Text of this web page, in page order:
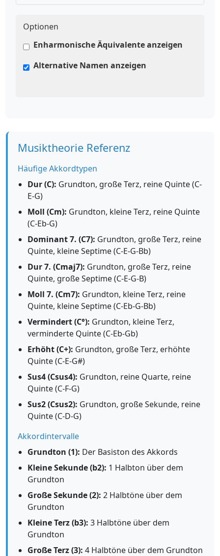
Optionen
Enharmonische Äquivalente anzeigen
Alternative Namen anzeigen
Musiktheorie Referenz
Häufige Akkordtypen
Dur (C): Grundton, große Terz, reine Quinte (C-
E-G)
Moll (Cm): Grundton, kleine Terz, reine Quinte
(C-Eb-G)
Dominant 7. (C7): Grundton, große Terz, reine
Quinte, kleine Septime (C-E-G-Bb)
Dur 7. (Cmaj7): Grundton, große Terz, reine
Quinte, große Septime (C-E-G-B)
Moll 7. (Cm7): Grundton, kleine Terz, reine
Quinte, kleine Septime (C-Eb-G-Bb)
Vermindert (C°): Grundton, kleine Terz,
verminderte Quinte (C-Eb-Gb)
Erhöht (C+): Grundton, große Terz, erhöhte
Quinte (C-E-G#)
Sus4 (Csus4): Grundton, reine Quarte, reine
Quinte (C-F-G)
Sus2 (Csus2): Grundton, große Sekunde, reine
Quinte (C-D-G)
Akkordintervalle
Grundton (1): Der Basiston des Akkords
Kleine Sekunde (b2): 1 Halbton über dem
Grundton
Große Sekunde (2): 2 Halbtöne über dem
Grundton
Kleine Terz (b3): 3 Halbtöne über dem
Grundton
Große Terz (3): 4 Halbtöne über dem Grundton